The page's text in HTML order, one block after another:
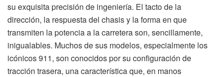
su exquisita precisión de ingeniería. El tacto de la
dirección, la respuesta del chasis y la forma en que
transmiten la potencia a la carretera son, sencillamente,
inigualables. Muchos de sus modelos, especialmente los
icónicos 911, son conocidos por su configuración de
tracción trasera, una característica que, en manos